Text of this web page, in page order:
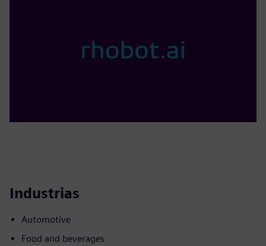
Industrias
Automotive
Food and beverages